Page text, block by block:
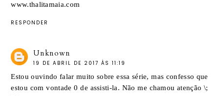
www.thalitamaia.com
RESPONDER
Unknown
19 DE ABRIL DE 2017 ÀS 11:19
Estou ouvindo falar muito sobre essa série, mas confesso que
estou com vontade 0 de assisti-la. Não me chamou atenção \;